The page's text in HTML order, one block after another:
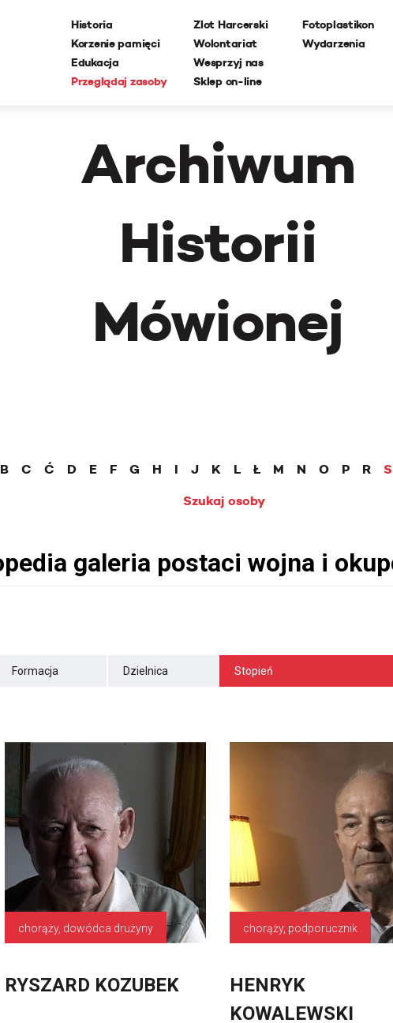
Historia
Korzenie pamięci
Edukacja
Przeglądaj zasoby
Zlot Harcerski
Wolontariat
Wesprzyj nas
Sklep on-line
Fotoplastikon
Wydarzenia
Archiwum
Historii
Mówionej
B C Ć D E F G H I J K L Ł M N O P R S
Szukaj osoby
Formacja Dzielnica Stopień
chorąży, dowódca drużyny
RYSZARD KOZUBEK
chorąży, podporucznik
HENRYK
KOWALEWSKI